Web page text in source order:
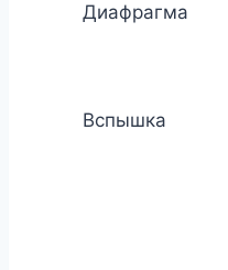
Диафрагма
Вспышка